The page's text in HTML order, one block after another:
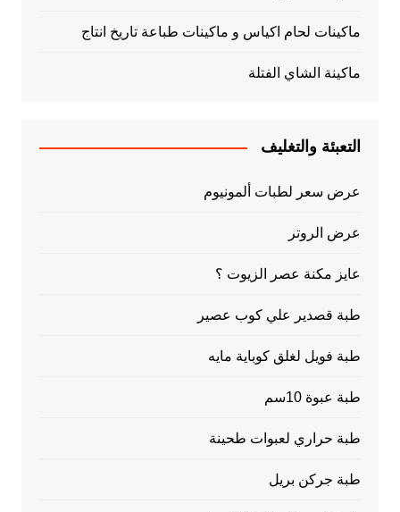
ماكينات لحام اكياس و ماكينات طباعة تاريخ انتاج
ماكينة الشاي الفتلة
التعبئة والتغليف
عرض سعر لطبات ألمونيوم
عرض الروتر
عايز مكنة عصر الزيوت ؟
طبة قصدير علي كوب عصير
طبة فويل لغلق كوباية مايه
طبة عبوة 10سم
طبة حراري لعبوات طحينة
طبة جركن بريل